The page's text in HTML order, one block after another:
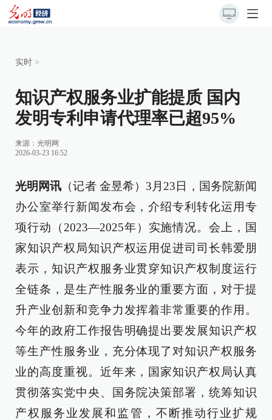
实时 >
知识产权服务业扩能提质 国内
发明专利申请代理率已超95%
来源： 光明网
2026-03-23 16:52
光明网讯 （记者 金昱希）3月23日，国务院新闻
办公室举行新闻发布会，介绍专利转化运用专
项行动（2023—2025年）实施情况。会上，国
家知识产权局知识产权运用促进司司长韩爱朋
表示，知识产权服务业贯穿知识产权制度运行
全链条，是生产性服务业的重要方面，对于提
升产业创新和竞争力发挥着非常重要的作用。
今年的政府工作报告明确提出要发展知识产权
等生产性服务业，充分体现了对知识产权服务
业的高度重视。近年来，国家知识产权局认真
贯彻落实党中央、国务院决策部署，统筹知识
产权服务业发展和监管，不断推动行业扩规